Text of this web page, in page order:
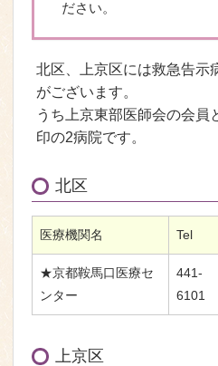
ださい。
北区、上京区には救急告示
がございます。
うち上京東部医師会の会
印の2病院です。
北区
医療機関名 Tel
★京都鞍馬口医療セ
ンター
441-
6101
上京区